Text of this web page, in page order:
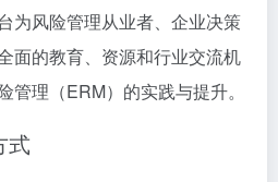
为风险管理从业者、企业决策
面的教育、资源和行业交流机
管理（ERM）的实践与提升。
式